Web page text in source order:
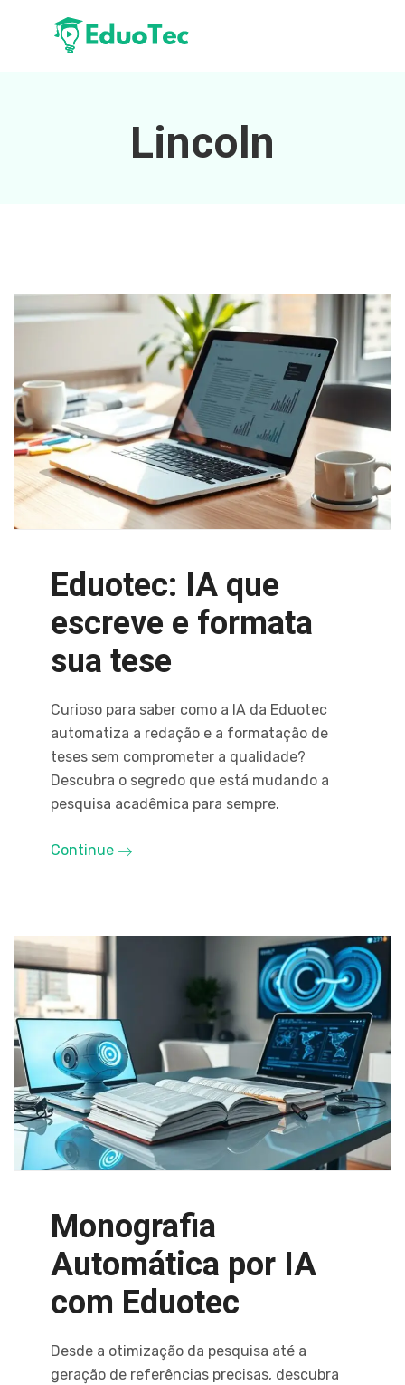
Lincoln
Eduotec: IA que
escreve e formata
sua tese
Curioso para saber como a IA da Eduotec
automatiza a redação e a formatação de
teses sem comprometer a qualidade?
Descubra o segredo que está mudando a
pesquisa acadêmica para sempre.
Continue
Monografia
Automática por IA
com Eduotec
Desde a otimização da pesquisa até a
geração de referências precisas, descubra